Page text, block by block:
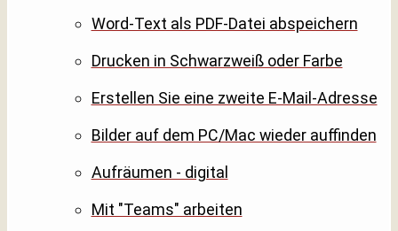
Word-Text als PDF-Datei abspeichern
Drucken in Schwarzweiß oder Farbe
Erstellen Sie eine zweite E-Mail-Adresse
Bilder auf dem PC/Mac wieder auffinden
Aufräumen - digital
Mit "Teams" arbeiten